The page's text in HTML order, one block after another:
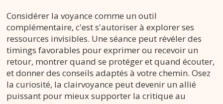
Considérer la voyance comme un outil
complémentaire, c'est s'autoriser à explorer ses
ressources invisibles. Une séance peut révéler des
timings favorables pour exprimer ou recevoir un
retour, montrer quand se protéger et quand écouter,
et donner des conseils adaptés à votre chemin. Osez
la curiosité, la clairvoyance peut devenir un allié
puissant pour mieux supporter la critique au